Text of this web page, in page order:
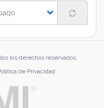
los derechos reservados.
de Privacidad